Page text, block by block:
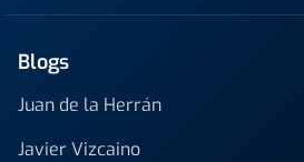
Blogs
Juan de la Herrán
Javier Vizcaino